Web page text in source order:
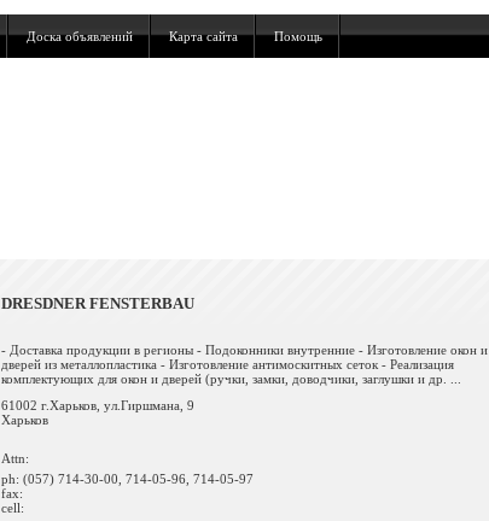
Доска объявлений Карта сайта Помощь
DRESDNER FENSTERBAU
- Доставка продукции в регионы - Подоконники внутренние - Изготовление окон и
дверей из металлопластика - Изготовление антимоскитных сеток - Реализация
комплектующих для окон и дверей (ручки, замки, доводчики, заглушки и др. ...
61002 г.Харьков, ул.Гиршмана, 9
Харьков
Attn:
ph: (057) 714-30-00, 714-05-96, 714-05-97
fax:
cell: